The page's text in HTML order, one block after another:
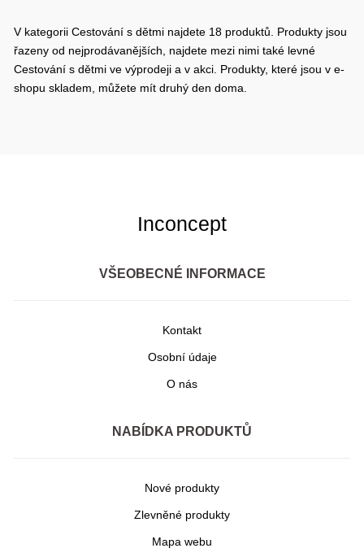
V kategorii Cestování s dětmi najdete 18 produktů. Produkty jsou
řazeny od nejprodávanějších, najdete mezi nimi také levné
Cestování s dětmi ve výprodeji a v akci. Produkty, které jsou v e-
shopu skladem, můžete mít druhý den doma.
Inconcept
VŠEOBECNÉ INFORMACE
Kontakt
Osobní údaje
O nás
NABÍDKA PRODUKTŮ
Nové produkty
Zlevněné produkty
Mapa webu